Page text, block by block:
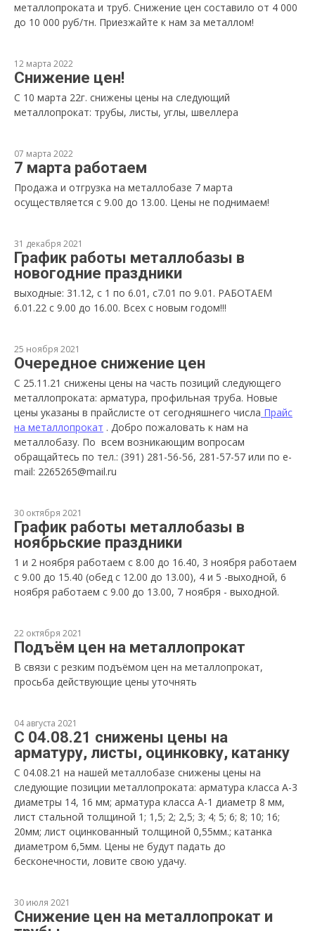
металлопроката и труб. Снижение цен составило от 4 000
до 10 000 руб/тн. Приезжайте к нам за металлом!
12 марта 2022
Снижение цен!
С 10 марта 22г. снижены цены на следующий
металлопрокат: трубы, листы, углы, швеллера
07 марта 2022
7 марта работаем
Продажа и отгрузка на металлобазе 7 марта
осуществляется с 9.00 до 13.00. Цены не поднимаем!
31 декабря 2021
График работы металлобазы в
новогодние праздники
выходные: 31.12, с 1 по 6.01, с7.01 по 9.01. РАБОТАЕМ
6.01.22 с 9.00 до 16.00. Всех с новым годом!!!
25 ноября 2021
Очередное снижение цен
С 25.11.21 снижены цены на часть позиций следующего
металлопроката: арматура, профильная труба. Новые
цены указаны в прайслисте от сегодняшнего числа Прайс
на металлопрокат . Добро пожаловать к нам на
металлобазу. По всем возникающим вопросам
обращайтесь по тел.: (391) 281-56-56, 281-57-57 или по e-
mail: 2265265@mail.ru
30 октября 2021
График работы металлобазы в
ноябрьские праздники
1 и 2 ноября работаем с 8.00 до 16.40, 3 ноября работаем
с 9.00 до 15.40 (обед с 12.00 до 13.00), 4 и 5 -выходной, 6
ноября работаем с 9.00 до 13.00, 7 ноября - выходной.
22 октября 2021
Подъём цен на металлопрокат
В связи с резким подъёмом цен на металлопрокат,
просьба действующие цены уточнять
04 августа 2021
С 04.08.21 снижены цены на
арматуру, листы, оцинковку, катанку
С 04.08.21 на нашей металлобазе снижены цены на
следующие позиции металлопроката: арматура класса А-3
диаметры 14, 16 мм; арматура класса А-1 диаметр 8 мм,
лист стальной толщиной 1; 1,5; 2; 2,5; 3; 4; 5; 6; 8; 10; 16;
20мм; лист оцинкованный толщиной 0,55мм.; катанка
диаметром 6,5мм. Цены не будут падать до
бесконечности, ловите свою удачу.
30 июля 2021
Снижение цен на металлопрокат и